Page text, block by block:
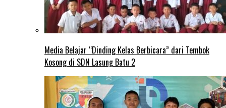
Media Belajar “Dinding Kelas Berbicara” dari Tembok
Kosong di SDN Lasung Batu 2